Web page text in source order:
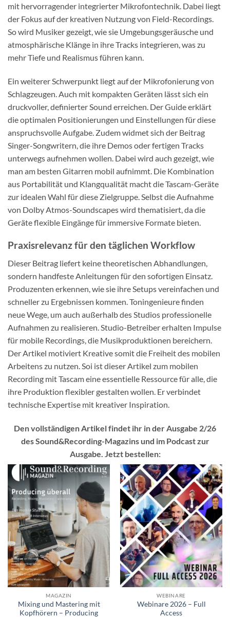
mit hervorragender integrierter Mikrofontechnik. Dabei liegt
der Fokus auf der kreativen Nutzung von Field-Recordings.
So wird Musiker gezeigt, wie sie Umgebungsgeräusche und
atmosphärische Klänge in ihre Tracks integrieren, was zu
mehr Tiefe und Realismus führen kann.
Ein weiterer Schwerpunkt liegt auf der Mikrofonierung von
Schlagzeugen. Auch mit kompakten Geräten lässt sich ein
druckvoller, definierter Sound erreichen. Der Guide erklärt
die optimalen Positionierungen und Einstellungen für diese
anspruchsvolle Aufgabe. Zudem widmet sich der Beitrag
Singer-Songwritern, die ihre Demos oder fertigen Tracks
unterwegs aufnehmen wollen. Dabei wird auch gezeigt, wie
man am besten Gitarren mobil aufnimmt. Die Kombination
aus Portabilität und Klangqualität macht die Tascam-Geräte
zur idealen Wahl für diese Zielgruppe. Selbst die Aufnahme
von Dolby Atmos-Soundscapes wird thematisiert, da die
Geräte flexible Eingänge für immersive Formate bieten.
Praxisrelevanz für den täglichen Workflow
Dieser Beitrag liefert keine theoretischen Abhandlungen,
sondern handfeste Anleitungen für den sofortigen Einsatz.
Produzenten erkennen, wie sie ihre Setups vereinfachen und
schneller zu Ergebnissen kommen. Toningenieure finden
neue Wege, um auch außerhalb des Studios professionelle
Aufnahmen zu realisieren. Studio-Betreiber erhalten Impulse
für mobile Recordings, die Musikproduktionen bereichern.
Der Artikel motiviert Kreative somit die Freiheit des mobilen
Arbeitens zu nutzen. Soi ist dieser Artikel zum mobilen
Recording mit Tascam eine essentielle Ressource für alle, die
ihre Produktion flexibler gestalten wollen. Er verbindet
technische Expertise mit kreativer Inspiration.
Den vollständigen Artikel findet ihr in der Ausgabe 2/26
des Sound&Recording-Magazins und im Podcast zur
Ausgabe. Jetzt bestellen:
MAGAZIN
Mixing und Mastering mit
Kopfhörern – Producing
WEBINARE
Webinare 2026 – Full
Access